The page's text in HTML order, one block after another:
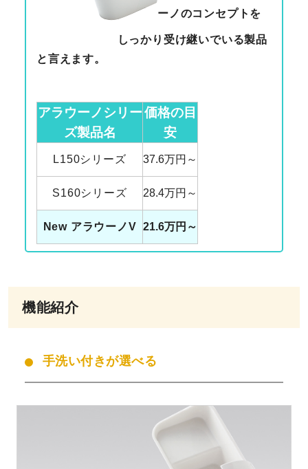
ーノのコンセプトを
しっかり受け継いでいる製品
と言えます。
アラウーノシリー
ズ製品名
価格の目
安
L150シリーズ 37.6万円～
S160シリーズ 28.4万円～
New アラウーノV 21.6万円～
機能紹介
手洗い付きが選べる